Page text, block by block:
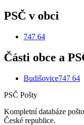
PSČ v obci
747 64
Části obce a
Budišovice747 64
PSČ Pošty
Kompletní databáze
České republice.